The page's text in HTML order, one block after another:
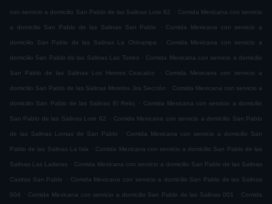
con servicio a domicilio San Pablo de las Salinas Lote 82 . Comida Mexicana con servicio
a domicilio San Pablo de las Salinas San Pablo . Comida Mexicana con servicio a
domicilio San Pablo de las Salinas La Chinampa . Comida Mexicana con servicio a
domicilio San Pablo de las Salinas Las Torres . Comida Mexicana con servicio a domicilio
San Pablo de las Salinas Los Heroes Coacalco . Comida Mexicana con servicio a
domicilio San Pablo de las Salinas Morelos 3ra Sección . Comida Mexicana con servicio a
domicilio San Pablo de las Salinas El Reloj . Comida Mexicana con servicio a domicilio
San Pablo de las Salinas Lote 62 . Comida Mexicana con servicio a domicilio San Pablo
de las Salinas Lomas de San Pablo . Comida Mexicana con servicio a domicilio San
Pablo de las Salinas La Isla . Comida Mexicana con servicio a domicilio San Pablo de las
Salinas Las Laderas . Comida Mexicana con servicio a domicilio San Pablo de las Salinas
Casitas San Pablo . Comida Mexicana con servicio a domicilio San Pablo de las Salinas
004 . Comida Mexicana con servicio a domicilio San Pablo de las Salinas 001 . Comida